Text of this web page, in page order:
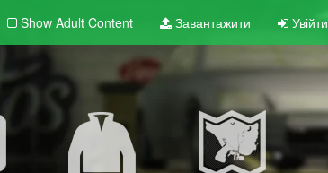
Show Adult Content Завантажити Увійти